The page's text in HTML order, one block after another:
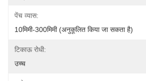
पेंच व्यास:
10मिमी-300मिमी (अनुकूलित किया जा सकता है)
टिकाऊ रोधी:
उच्च